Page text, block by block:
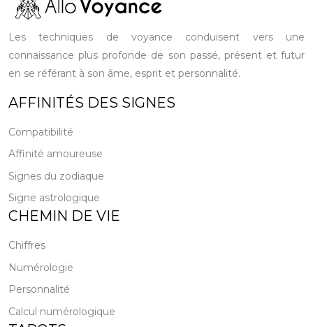
Les techniques de voyance conduisent vers une
connaissance plus profonde de son passé, présent et futur
en se référant à son âme, esprit et personnalité.
AFFINITÉS DES SIGNES
Compatibilité
Affinité amoureuse
Signes du zodiaque
Signe astrologique
CHEMIN DE VIE
Chiffres
Numérologie
Personnalité
Calcul numérologique